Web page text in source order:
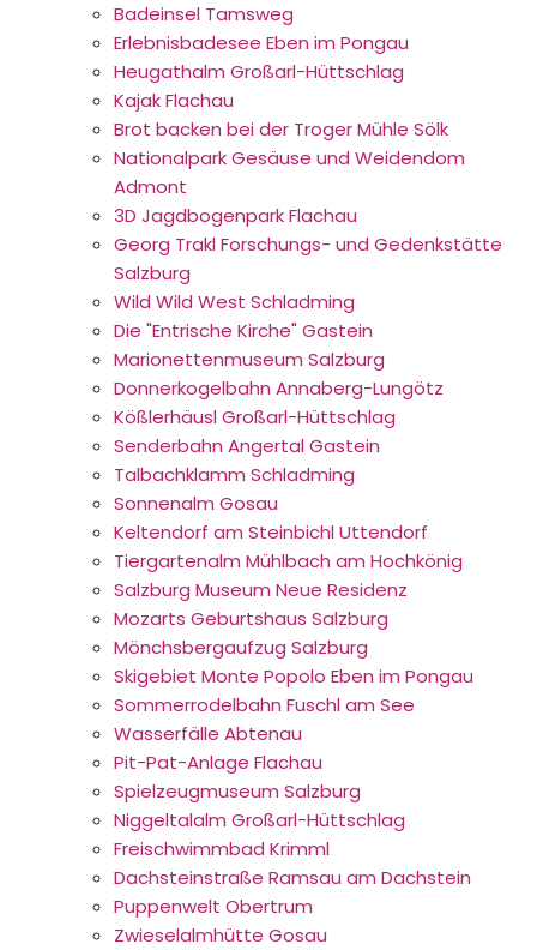
Badeinsel Tamsweg
Erlebnisbadesee Eben im Pongau
Heugathalm Großarl-Hüttschlag
Kajak Flachau
Brot backen bei der Troger Mühle Sölk
Nationalpark Gesäuse und Weidendom
Admont
3D Jagdbogenpark Flachau
Georg Trakl Forschungs- und Gedenkstätte
Salzburg
Wild Wild West Schladming
Die "Entrische Kirche" Gastein
Marionettenmuseum Salzburg
Donnerkogelbahn Annaberg-Lungötz
Kößlerhäusl Großarl-Hüttschlag
Senderbahn Angertal Gastein
Talbachklamm Schladming
Sonnenalm Gosau
Keltendorf am Steinbichl Uttendorf
Tiergartenalm Mühlbach am Hochkönig
Salzburg Museum Neue Residenz
Mozarts Geburtshaus Salzburg
Mönchsbergaufzug Salzburg
Skigebiet Monte Popolo Eben im Pongau
Sommerrodelbahn Fuschl am See
Wasserfälle Abtenau
Pit-Pat-Anlage Flachau
Spielzeugmuseum Salzburg
Niggeltalalm Großarl-Hüttschlag
Freischwimmbad Krimml
Dachsteinstraße Ramsau am Dachstein
Puppenwelt Obertrum
Zwieselalmhütte Gosau